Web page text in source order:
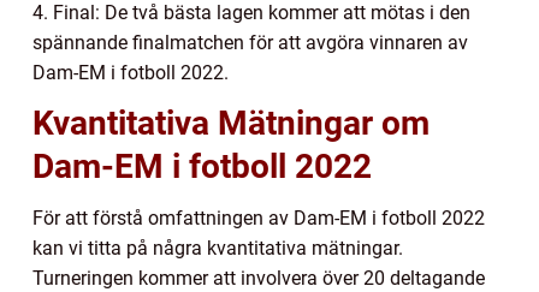
4. Final: De två bästa lagen kommer att mötas i den
spännande finalmatchen för att avgöra vinnaren av
Dam-EM i fotboll 2022.
Kvantitativa Mätningar om
Dam-EM i fotboll 2022
För att förstå omfattningen av Dam-EM i fotboll 2022
kan vi titta på några kvantitativa mätningar.
Turneringen kommer att involvera över 20 deltagande